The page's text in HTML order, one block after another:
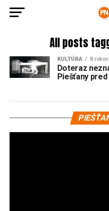
All posts
KULTÚRA 8
Doteraz
Piešťany